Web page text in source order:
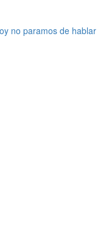
no paramos de hablar